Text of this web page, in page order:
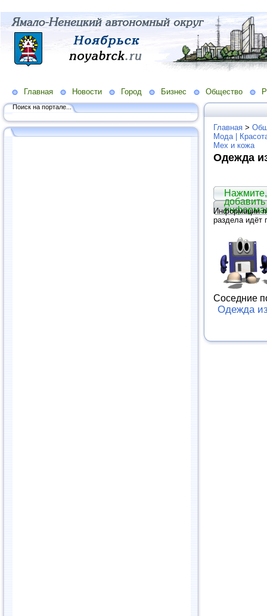
Главная Новости Город Бизнес Общество
Поиск на портале...
Главная >
Мода |
Мех и кожа
Одежда
Информации
раздела идёт
Соседние
Одежда